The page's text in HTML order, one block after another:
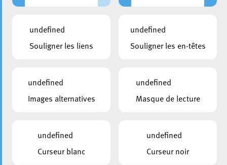
undefined
Souligner les liens
undefined
Souligner les en-têtes
undefined
Images alternatives
undefined
Masque de lecture
undefined
Curseur blanc
undefined
Curseur noir